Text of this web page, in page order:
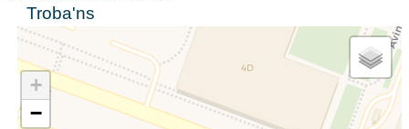
Troba'ns
+
−